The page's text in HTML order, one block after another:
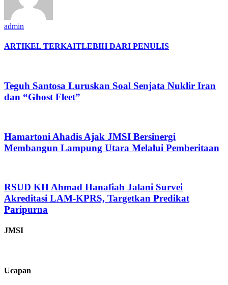
admin
ARTIKEL TERKAITLEBIH DARI PENULIS
Teguh Santosa Luruskan Soal Senjata Nuklir Iran
dan “Ghost Fleet”
Hamartoni Ahadis Ajak JMSI Bersinergi
Membangun Lampung Utara Melalui Pemberitaan
RSUD KH Ahmad Hanafiah Jalani Survei
Akreditasi LAM-KPRS, Targetkan Predikat
Paripurna
JMSI
Ucapan